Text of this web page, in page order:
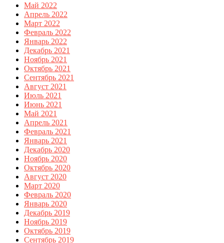
Май 2022
Апрель 2022
Март 2022
Февраль 2022
Январь 2022
Декабрь 2021
Ноябрь 2021
Октябрь 2021
Сентябрь 2021
Август 2021
Июль 2021
Июнь 2021
Май 2021
Апрель 2021
Февраль 2021
Январь 2021
Декабрь 2020
Ноябрь 2020
Октябрь 2020
Август 2020
Март 2020
Февраль 2020
Январь 2020
Декабрь 2019
Ноябрь 2019
Октябрь 2019
Сентябрь 2019